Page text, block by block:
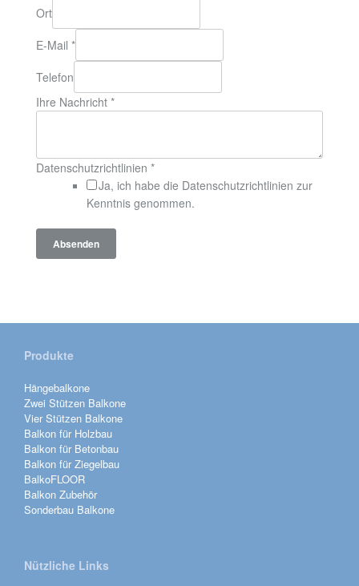
Ort
E-Mail *
Telefon
Ihre Nachricht *
Datenschutzrichtlinien *
Ja, ich habe die Datenschutzrichtlinien zur
Kenntnis genommen.
Absenden
Produkte
Hängebalkone
Zwei Stützen Balkone
Vier Stützen Balkone
Balkon für Holzbau
Balkon für Betonbau
Balkon für Ziegelbau
BalkoFLOOR
Balkon Zubehör
Sonderbau Balkone
Nützliche Links